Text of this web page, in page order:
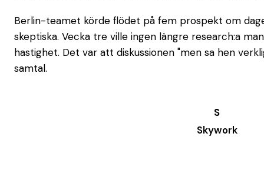
Berlin-teamet körde flödet på fem prospekt om
skeptiska. Vecka tre ville ingen längre research:a
hastighet. Det var att diskussionen "men sa hen
samtal.
Skywork